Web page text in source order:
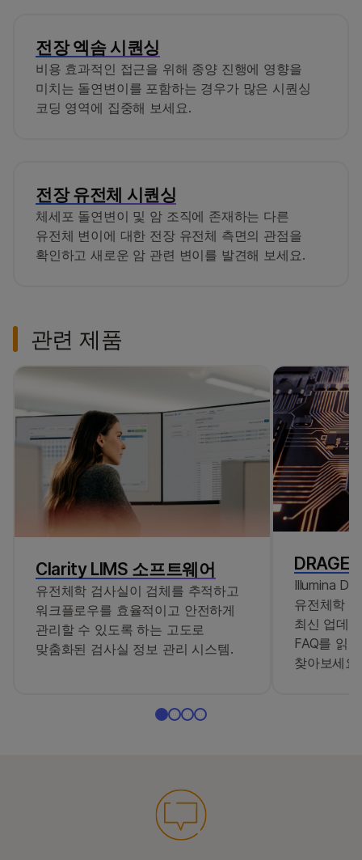
전장 엑솜 시퀀싱
비용 효과적인 접근을 위해 종양 진행에 영향을
미치는 돌연변이를 포함하는 경우가 많은 시퀀싱
코딩 영역에 집중해 보세요.
전장 유전체 시퀀싱
체세포 돌연변이 및 암 조직에 존재하는 다른
유전체 변이에 대한 전장 유전체 측면의 관점을
확인하고 새로운 암 관련 변이를 발견해 보세요.
관련 제품
Clarity LIMS 소프트웨어
유전체학 검사실이 검체를 추적하고
워크플로우를 효율적이고 안전하게
관리할 수 있도록 하는 고도로
맞춤화된 검사실 정보 관리 시스템.
Illumina
유전체학
최신 업데
FAQ를 읽
찾아보세요.